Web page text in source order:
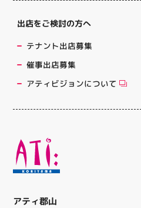
アティ郡山
出店をご検討の方へ
テナント出店募集
催事出店募集
アティビジョンについて